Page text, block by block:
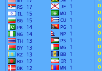
o
o
o
o
o
o
o
o
o
o